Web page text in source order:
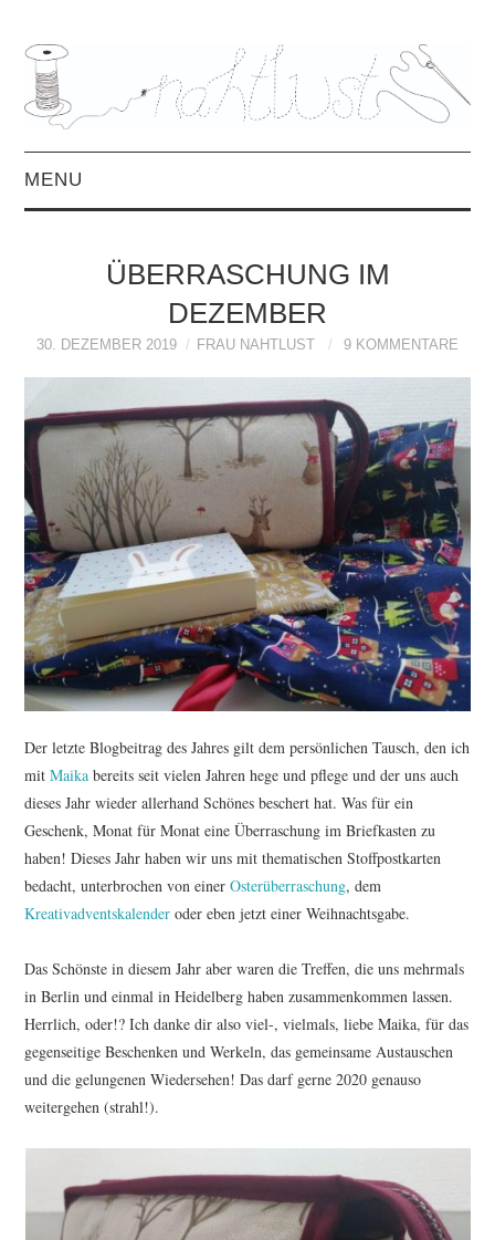
MENU
MITTWOCHSMIX &
INTERVIEWS
FREEBOOKS &
TUTORIALS
WORKSHOPS
PAPIERLIEBE AM
MONTAG
IMPRESSUM
DATENSCHUTZ
ÜBERRASCHUNG IM
DEZEMBER
30. DEZEMBER 2019 FRAU NAHTLUST 9 KOMMENTARE
Der letzte Blogbeitrag des Jahres gilt dem persönlichen Tausch, den ich
mitMaikabereits seit vielen Jahren hege und pflege und der uns auch
dieses Jahr wieder allerhand Schönes beschert hat. Was für ein
Geschenk, Monat für Monat eine Überraschung im Briefkasten zu
haben! Dieses Jahr haben wir uns mit thematischen Stoffpostkarten
bedacht, unterbrochen von einerOsterüberraschung, dem
Kreativadventskalenderoder eben jetzt einer Weihnachtsgabe.
Das Schönste in diesem Jahr aber waren die Treffen, die uns mehrmals
in Berlin und einmal in Heidelberg haben zusammenkommen lassen.
Herrlich, oder!? Ich danke dir also viel-, vielmals, liebe Maika, für das
gegenseitige Beschenken und Werkeln, das gemeinsame Austauschen
und die gelungenen Wiedersehen! Das darf gerne 2020 genauso
weitergehen (strahl!).